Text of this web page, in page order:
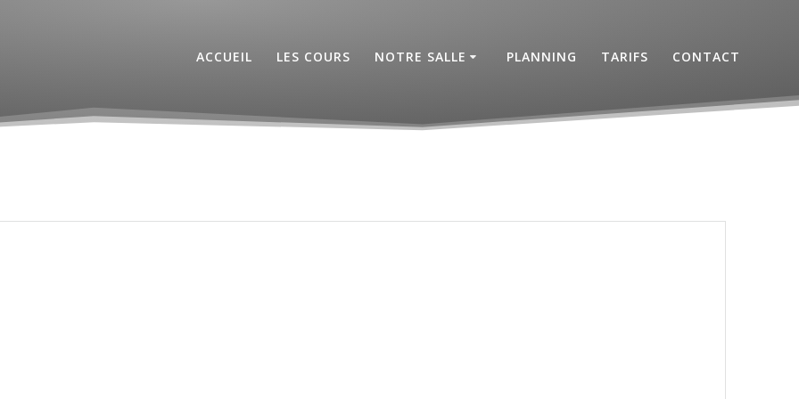
ACCUEIL LES COURS NOTRE SALLE PLANNING TARIFS CONTACT